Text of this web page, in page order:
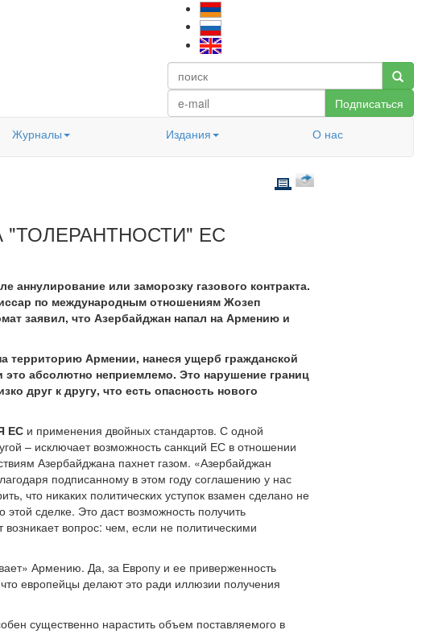
Подписаться
Журналы Издания О нас
ЕС
аннулирование или заморозку газового контракта.
по международным отношениям Жозеп
заявил, что Азербайджан напал на Армению и
территорию Армении, нанеся ущерб гражданской
абсолютно неприемлемо. Это нарушение границ
друг к другу, что есть опасность нового
ЕС и применения двойных стандартов. С одной
– исключает возможность санкций ЕС в отношении
Азербайджана пахнет газом. «Азербайджан
подписанному в этом году соглашению у нас
что никаких политических уступок взамен сделано не
сделке. Это даст возможность получить
вопрос: чем, если не политическими
Армению. Да, за Европу и ее приверженность
европейцы делают это ради иллюзии получения
существенно нарастить объем поставляемого в